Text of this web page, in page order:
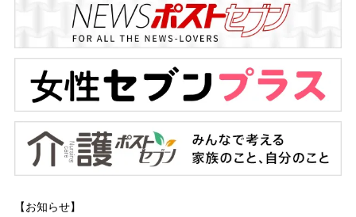
【お知らせ】